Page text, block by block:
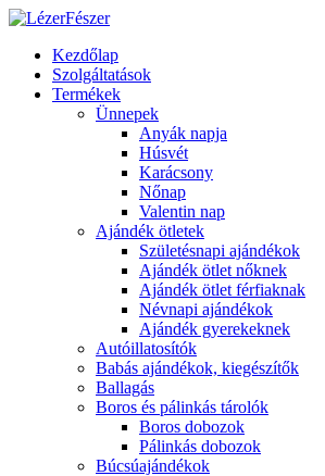
Kezdőlap
Szolgáltatások
Termékek
Ünnepek
Anyák napja
Húsvét
Karácsony
Nőnap
Valentin nap
Ajándék ötletek
Születésnapi ajándékok
Ajándék ötlet nőknek
Ajándék ötlet férfiaknak
Névnapi ajándékok
Ajándék gyerekeknek
Autóillatosítók
Babás ajándékok, kiegészítők
Ballagás
Boros és pálinkás tárolók
Boros dobozok
Pálinkás dobozok
Búcsúajándékok